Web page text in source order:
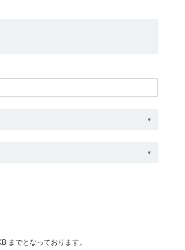
までとなっております。